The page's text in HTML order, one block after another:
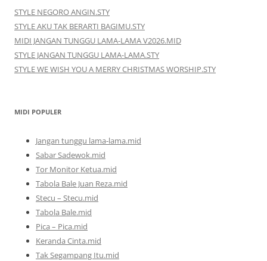
STYLE NEGORO ANGIN.STY
STYLE AKU TAK BERARTI BAGIMU.STY
MIDI JANGAN TUNGGU LAMA-LAMA V2026.MID
STYLE JANGAN TUNGGU LAMA-LAMA.STY
STYLE WE WISH YOU A MERRY CHRISTMAS WORSHIP.STY
MIDI POPULER
Jangan tunggu lama-lama.mid
Sabar Sadewok.mid
Tor Monitor Ketua.mid
Tabola Bale Juan Reza.mid
Stecu – Stecu.mid
Tabola Bale.mid
Pica – Pica.mid
Keranda Cinta.mid
Tak Segampang Itu.mid